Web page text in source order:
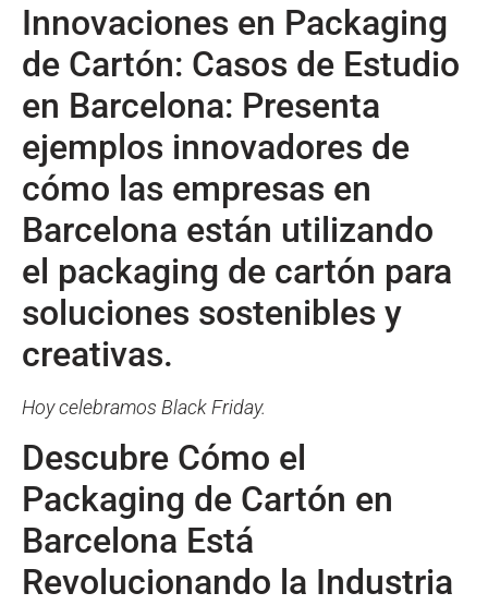
Innovaciones en Packaging
de Cartón: Casos de Estudio
en Barcelona: Presenta
ejemplos innovadores de
cómo las empresas en
Barcelona están utilizando
el packaging de cartón para
soluciones sostenibles y
creativas.
Hoy celebramos Black Friday.
Descubre Cómo el
Packaging de Cartón en
Barcelona Está
Revolucionando la Industria